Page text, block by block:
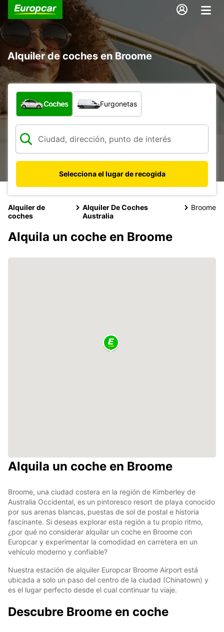
Alquiler de coches en Broome
¿Qué tipo de vehículo?
Coches Furgonetas
Selecciona el lugar de recogida
Alquiler de
coches
Alquiler De Coches
Australia
Broome
Alquila un coche en Broome
Alquila un coche en Broome
Broome, una ciudad costera en la región de Kimberley de
Australia Occidental, es un pintoresco resort de playa conocido
por sus arenas blancas, puestas de sol de postal e historia
fascinante. Si deseas explorar esta región a tu propio ritmo,
¿por qué no considerar alquilar un coche en Broome con
Europcar y experimentar la comodidad en carretera en un
vehículo moderno y confiable?
Nuestra estación de alquiler Europcar Broome Airport está
ubicada a solo un paso del centro de la ciudad (Chinatown) y
es el lugar perfecto desde el cual continuar tu viaje.
Descubre Broome en coche